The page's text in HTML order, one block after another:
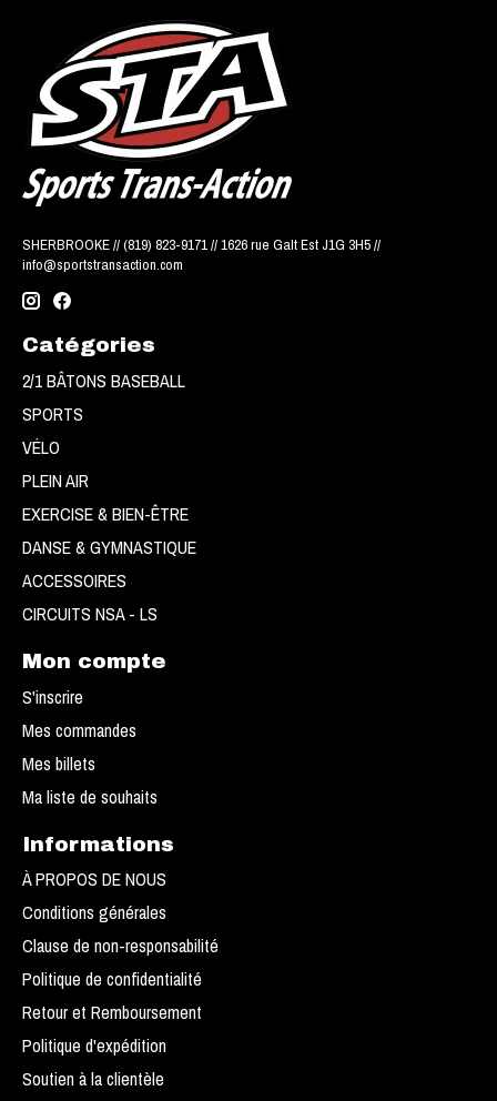
SHERBROOKE // (819) 823-9171 // 1626 rue Galt Est J1G 3H5 //
info@sportstransaction.com
Catégories
2/1 BÂTONS BASEBALL
SPORTS
VÉLO
PLEIN AIR
EXERCISE & BIEN-ÊTRE
DANSE & GYMNASTIQUE
ACCESSOIRES
CIRCUITS NSA - LS
Mon compte
S'inscrire
Mes commandes
Mes billets
Ma liste de souhaits
Informations
À PROPOS DE NOUS
Conditions générales
Clause de non-responsabilité
Politique de confidentialité
Retour et Remboursement
Politique d'expédition
Soutien à la clientèle